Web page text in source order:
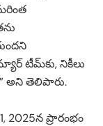
టీమ్‌కు, నికీలు
అని తెలిపారు.
2025న ప్రారంభం